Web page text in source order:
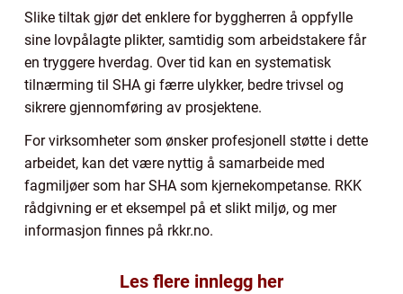
Slike tiltak gjør det enklere for byggherren å oppfylle
sine lovpålagte plikter, samtidig som arbeidstakere får
en tryggere hverdag. Over tid kan en systematisk
tilnærming til SHA gi færre ulykker, bedre trivsel og
sikrere gjennomføring av prosjektene.
For virksomheter som ønsker profesjonell støtte i dette
arbeidet, kan det være nyttig å samarbeide med
fagmiljøer som har SHA som kjernekompetanse. RKK
rådgivning er et eksempel på et slikt miljø, og mer
informasjon finnes på rkkr.no.
Les flere innlegg her